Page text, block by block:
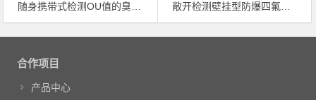
随身携带式检测OU值的臭气报警器
敞开检测壁挂型防爆四氟乙烯侦测器
文章导航
合作项目
产品中心